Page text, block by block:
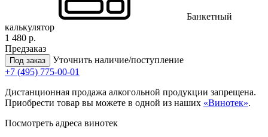
Банкетный
калькулятор
1 480 р.
Предзаказ
Под заказ
Уточнить наличие/поступление
+7 (495) 775-00-01
Дистанционная продажа алкогольной продукции запрещена.
Приобрести товар вы можете в одной из наших «Винотек».
Посмотреть адреса винотек